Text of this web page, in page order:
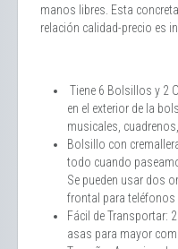
manos libres. Esta
relación calidad-precio es
Tiene 6 Bolsillos y 2
en el exterior de la
musicales,
Bolsillo con
todo cuando
Se pueden usar dos
frontal para teléfonos
Fácil de Transportar:
asas para mayor